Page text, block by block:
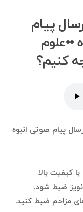
پیام
••علوم
کنیم؟
پیام صوتی انبوه
کیفیت بالا
ضبط شود.
مزاحم ضبط کنید.